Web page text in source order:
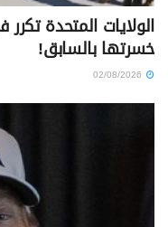
الولايات المتحدة
خسرتها بالسابق!